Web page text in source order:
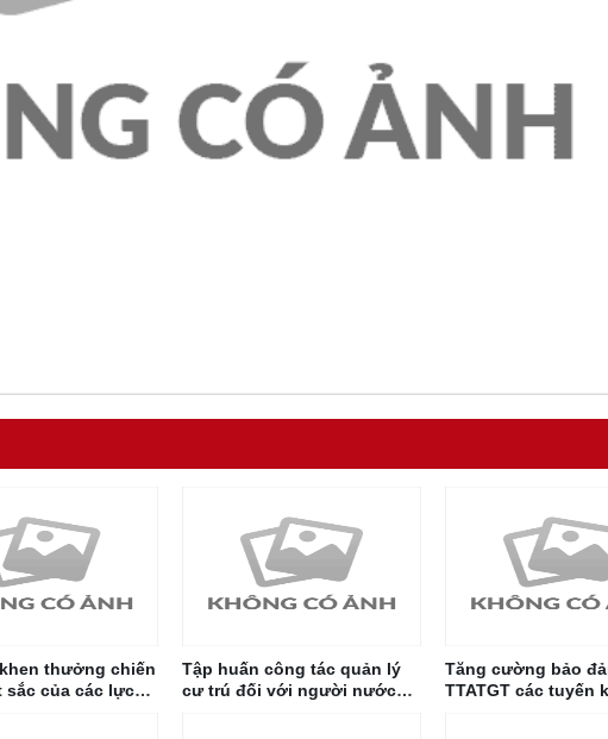
khen thưởng chiến
sắc của các lực
Tập huấn công tác quản lý
cư trú đối với người nước
Tăng cường bảo
TTATGT các tuyến